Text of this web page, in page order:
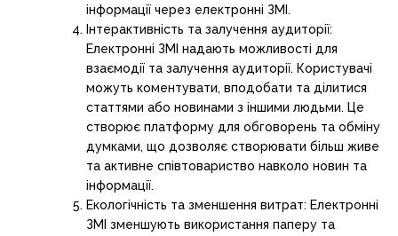
інформації через електронні ЗМІ.
Інтерактивність та залучення аудиторії:
Електронні ЗМІ надають можливості для
взаємодії та залучення аудиторії. Користувачі
можуть коментувати, вподобати та ділитися
статтями або новинами з іншими людьми. Це
створює платформу для обговорень та обміну
думками, що дозволяє створювати більш живе
та активне співтовариство навколо новин та
інформації.
Екологічність та зменшення витрат: Електронні
ЗМІ зменшують використання паперу та